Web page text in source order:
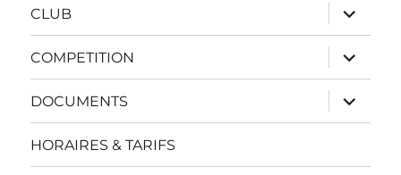
CLUB
ouvrir
le
sous-
menu
COMPETITION
ouvrir
le
sous-
menu
DOCUMENTS
ouvrir
le
sous-
HORAIRES & TARIFS